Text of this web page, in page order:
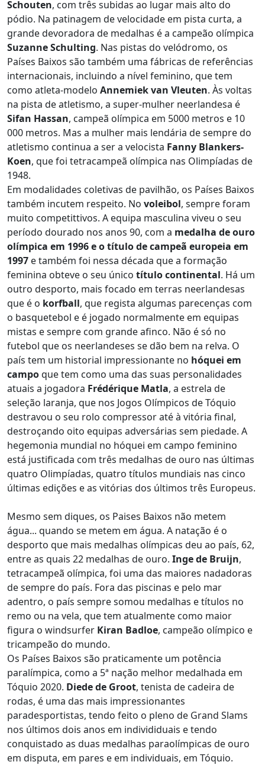
Schouten, com três subidas ao lugar mais alto do
pódio. Na patinagem de velocidade em pista curta, a
grande devoradora de medalhas é a campeão olímpica
Suzanne Schulting. Nas pistas do velódromo, os
Países Baixos são também uma fábricas de referências
internacionais, incluindo a nível feminino, que tem
como atleta-modelo Annemiek van Vleuten. Às voltas
na pista de atletismo, a super-mulher neerlandesa é
Sifan Hassan, campeã olímpica em 5000 metros e 10
000 metros. Mas a mulher mais lendária de sempre do
atletismo continua a ser a velocista Fanny Blankers-
Koen, que foi tetracampeã olímpica nas Olimpíadas de
1948.
Em modalidades coletivas de pavilhão, os Países Baixos
também incutem respeito. No voleibol, sempre foram
muito competittivos. A equipa masculina viveu o seu
período dourado nos anos 90, com a medalha de ouro
olímpica em 1996 e o título de campeã europeia em
1997 e também foi nessa década que a formação
feminina obteve o seu único título continental. Há um
outro desporto, mais focado em terras neerlandesas
que é o korfball, que regista algumas parecenças com
o basquetebol e é jogado normalmente em equipas
mistas e sempre com grande afinco. Não é só no
futebol que os neerlandeses se dão bem na relva. O
país tem um historial impressionante no hóquei em
campoque tem como uma das suas personalidades
atuais a jogadora Frédérique Matla, a estrela de
seleção laranja, que nos Jogos Olímpicos de Tóquio
destravou o seu rolo compressor até à vitória final,
destroçando oito equipas adversárias sem piedade. A
hegemonia mundial no hóquei em campo feminino
está justificada com três medalhas de ouro nas últimas
quatro Olimpíadas, quatro títulos mundiais nas cinco
últimas edições e as vitórias dos últimos três Europeus.
Mesmo sem diques, os Paises Baixos não metem
água... quando se metem em água. A natação é o
desporto que mais medalhas olímpicas deu ao país, 62,
entre as quais 22 medalhas de ouro. Inge de Bruijn,
tetracampeã olímpica, foi uma das maiores nadadoras
de sempre do país. Fora das piscinas e pelo mar
adentro, o país sempre somou medalhas e títulos no
remo ou na vela, que tem atualmente como maior
figura o windsurfer Kiran Badloe, campeão olímpico e
tricampeão do mundo.
Os Países Baixos são praticamente um potência
paralímpica, como a 5ª nação melhor medalhada em
Tóquio 2020. Diede de Groot, tenista de cadeira de
rodas, é uma das mais impressionantes
paradesportistas, tendo feito o pleno de Grand Slams
nos últimos dois anos em individiduais e tendo
conquistado as duas medalhas paraolímpicas de ouro
em disputa, em pares e em individuais, em Tóquio.